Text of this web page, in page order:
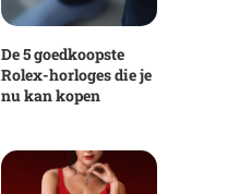
De 5 goedkoopste
Rolex-horloges die je
nu kan kopen